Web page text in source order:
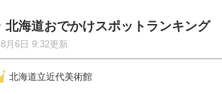
北海道おでかけスポットランキング
8月6日 9:32更新
北海道立近代美術館